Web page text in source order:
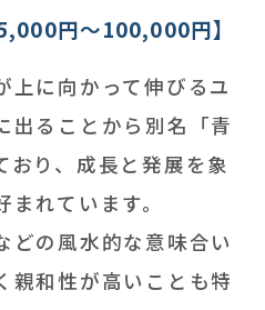
円～100,000円】
上に向かって伸びるユ
出ることから別名「青
おり、成長と発展を象
れています。
どの風水的な意味合い
親和性が高いことも特